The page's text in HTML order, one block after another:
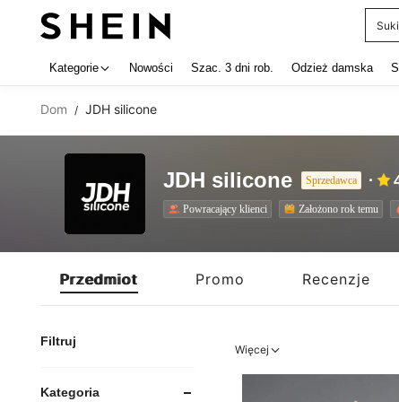
Kategorie Nowości Szac. 3 dni rob. Odzież damska
Dom / JDH silicone
JDH silicone Sprzedawca
Powracający klienci Założono rok temu
Przedmiot Promo Recenzje
Filtruj
Kategoria
Więcej